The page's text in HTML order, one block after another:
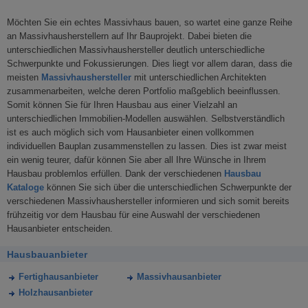
Möchten Sie ein echtes Massivhaus bauen, so wartet eine ganze Reihe
an Massivhausherstellern auf Ihr Bauprojekt. Dabei bieten die
unterschiedlichen Massivhaushersteller deutlich unterschiedliche
Schwerpunkte und Fokussierungen. Dies liegt vor allem daran, dass die
meisten Massivhaushersteller mit unterschiedlichen Architekten
zusammenarbeiten, welche deren Portfolio maßgeblich beeinflussen.
Somit können Sie für Ihren Hausbau aus einer Vielzahl an
unterschiedlichen Immobilien-Modellen auswählen. Selbstverständlich
ist es auch möglich sich vom Hausanbieter einen vollkommen
individuellen Bauplan zusammenstellen zu lassen. Dies ist zwar meist
ein wenig teurer, dafür können Sie aber all Ihre Wünsche in Ihrem
Hausbau problemlos erfüllen. Dank der verschiedenen Hausbau
Kataloge können Sie sich über die unterschiedlichen Schwerpunkte der
verschiedenen Massivhaushersteller informieren und sich somit bereits
frühzeitig vor dem Hausbau für eine Auswahl der verschiedenen
Hausanbieter entscheiden.
Hausbauanbieter
Fertighausanbieter
Massivhausanbieter
Holzhausanbieter